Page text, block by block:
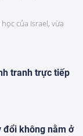
của Israel, vừa
tranh trực tiếp
đổi không nằm ở